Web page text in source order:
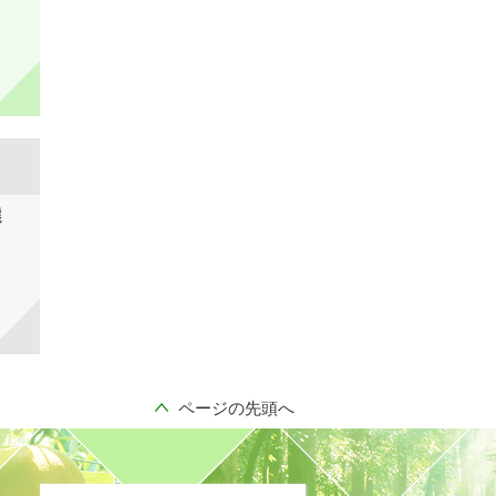
ページの先頭へ